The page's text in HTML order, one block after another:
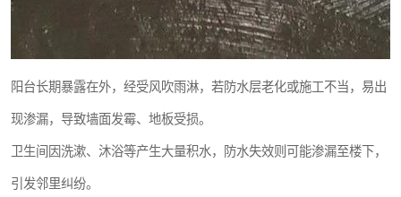
阳台长期暴露在外，经受风吹雨淋，若防水层老化或施工不当，易出
现渗漏，导致墙面发霉、地板受损。
卫生间因洗漱、沐浴等产生大量积水，防水失效则可能渗漏至楼下，
引发邻里纠纷。